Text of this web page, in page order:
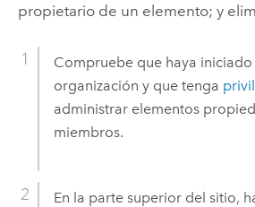
propietario de un elemento; y
Compruebe que haya iniciado
organización y que tenga
administrar elementos
miembros.
En la parte superior del sitio,